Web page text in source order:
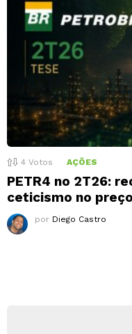
4 Votos AÇÕES
PETR4 no 2T26:
ceticismo no
por Diego Castro